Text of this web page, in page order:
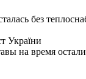
України
на время